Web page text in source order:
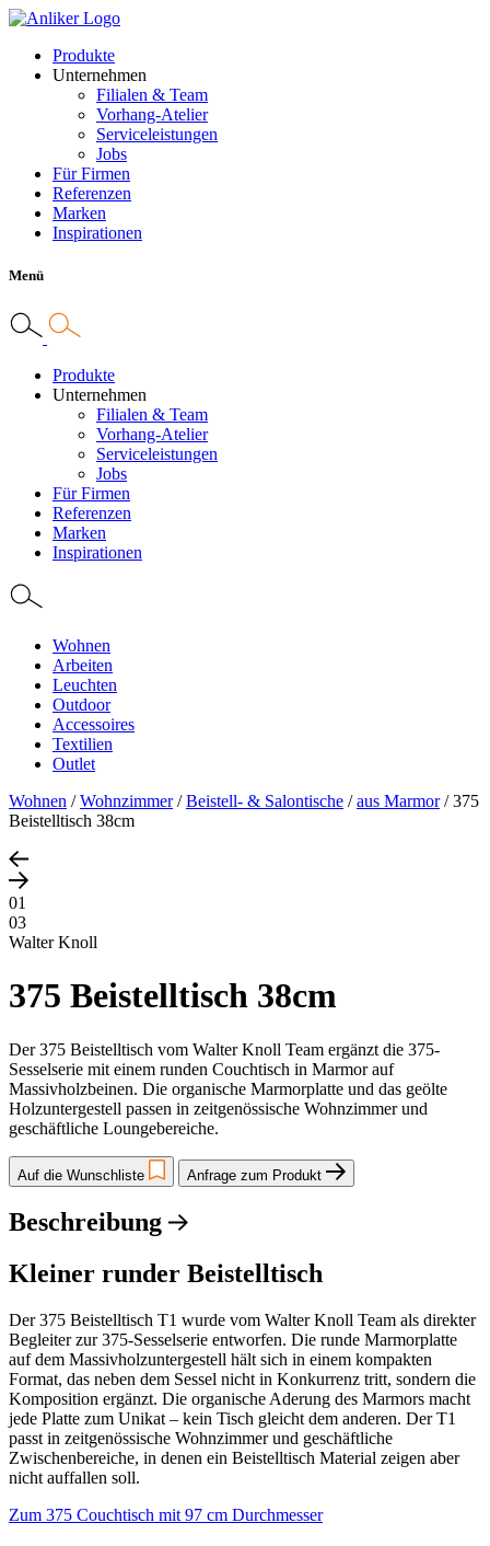
Produkte
Unternehmen
Filialen & Team
Vorhang-Atelier
Serviceleistungen
Jobs
Für Firmen
Referenzen
Marken
Inspirationen
Menü
Produkte
Unternehmen
Filialen & Team
Vorhang-Atelier
Serviceleistungen
Jobs
Für Firmen
Referenzen
Marken
Inspirationen
Wohnen
Arbeiten
Leuchten
Outdoor
Accessoires
Textilien
Outlet
Wohnen /Wohnzimmer/Beistell- & Salontische /aus Marmor/375
Beistelltisch 38cm
01
03
Walter Knoll
375 Beistelltisch 38cm
Der 375 Beistelltisch vom Walter Knoll Team ergänzt die 375-
Sesselserie mit einem runden Couchtisch in Marmor auf
Massivholzbeinen. Die organische Marmorplatte und das geölte
Holzuntergestell passen in zeitgenössische Wohnzimmer und
geschäftliche Loungebereiche.
Auf die Wunschliste Anfrage zum Produkt
Beschreibung
Kleiner runder Beistelltisch
Der 375 Beistelltisch T1 wurde vom Walter Knoll Team als direkter
Begleiter zur 375-Sesselserie entworfen. Die runde Marmorplatte
auf dem Massivholzuntergestell hält sich in einem kompakten
Format, das neben dem Sessel nicht in Konkurrenz tritt, sondern die
Komposition ergänzt. Die organische Aderung des Marmors macht
jede Platte zum Unikat – kein Tisch gleicht dem anderen. Der T1
passt in zeitgenössische Wohnzimmer und geschäftliche
Zwischenbereiche, in denen ein Beistelltisch Material zeigen aber
nicht auffallen soll.
Zum 375 Couchtisch mit 97 cm Durchmesser